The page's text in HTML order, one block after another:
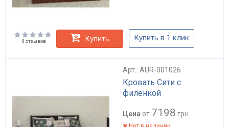
0 отзывов Купить Купить в 1 клик
Арт.: AUR-001026
Кровать Сити с
филенкой
Цена от 7198 грн.